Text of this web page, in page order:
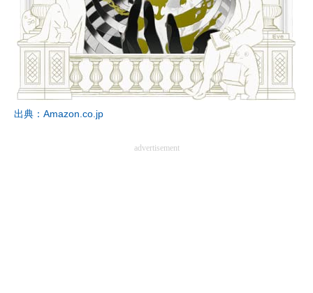
出典：Amazon.co.jp
advertisement